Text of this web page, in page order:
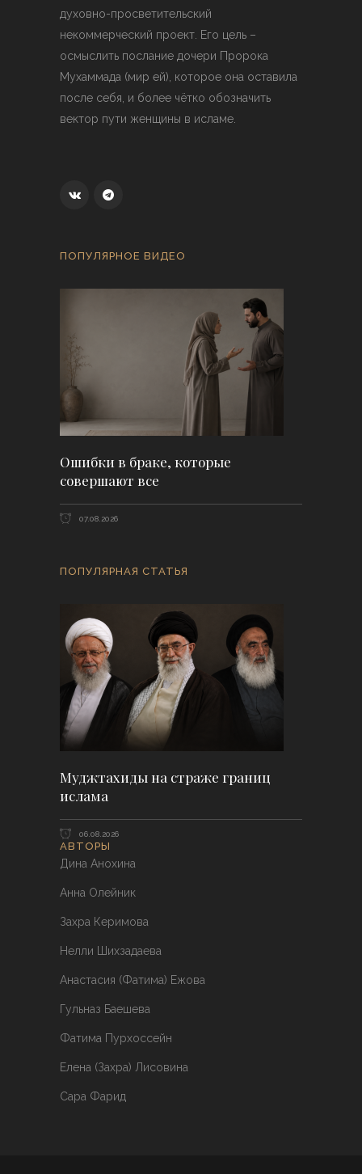
духовно-просветительский
некоммерческий проект. Его цель –
осмыслить послание дочери Пророка
Мухаммада (мир ей), которое она оставила
после себя, и более чётко обозначить
вектор пути женщины в исламе.
ПОПУЛЯРНОЕ ВИДЕО
Ошибки в браке, которые
совершают все
07.08.2026
ПОПУЛЯРНАЯ СТАТЬЯ
Муджтахиды на страже границ
ислама
06.08.2026
АВТОРЫ
Дина Анохина
Анна Олейник
Захра Керимова
Нелли Шихзадаева
Анастасия (Фатима) Ежова
Гульназ Баешева
Фатима Пурхоссейн
Елена (Захра) Лисовина
Сара Фарид